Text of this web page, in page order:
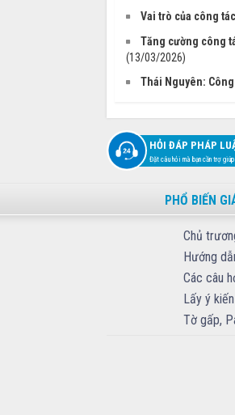
Vai trò của công
Tăng cường công
(13/03/2026)
Thái Nguyên:
HỎI ĐÁP PHÁP
Đặt câu hỏi mà bạn cần trợ giúp
PHỔ BIẾN
Chủ
Hướng
Các câu
Lấy ý
Tờ gấp,